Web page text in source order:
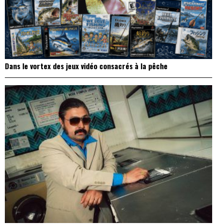
Dans le vortex des jeux vidéo consacrés à la pêche